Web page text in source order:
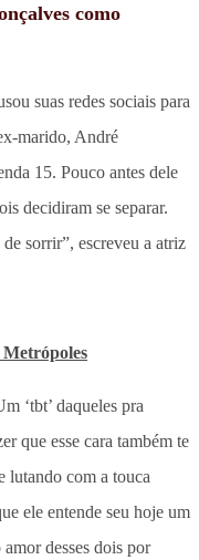
como
suas redes sociais para
marido, André
15. Pouco antes dele
decidiram se separar.
sorrir”, escreveu a atriz
Metrópoles
‘tbt’ daqueles pra
que esse cara também te
lutando com a touca
ele entende seu hoje um
desses dois por